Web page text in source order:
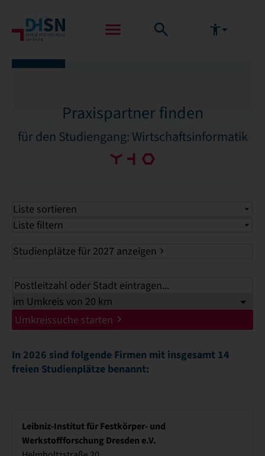
Praxispartner finden
für den Studiengang: Wirtschaftsinformatik
Liste sortieren
Liste filtern
Studienplätze für 2027 anzeigen
Umkreissuche starten
In 2026 sind folgende Firmen mit insgesamt 14
freien Studienplätze benannt:
Leibniz-Institut für Festkörper- und
Werkstoffforschung Dresden e.V.